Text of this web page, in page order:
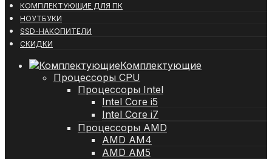
КОМПЛЕКТУЮЩИЕ ДЛЯ ПК
НОУТБУКИ
SSD-НАКОПИТЕЛИ
СКИДКИ
Комплектующие
Процессоры CPU
Процессоры Intel
Intel Core i5
Intel Core i7
Процессоры AMD
AMD AM4
AMD AM5